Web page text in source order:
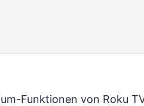
Funktionen von Roku